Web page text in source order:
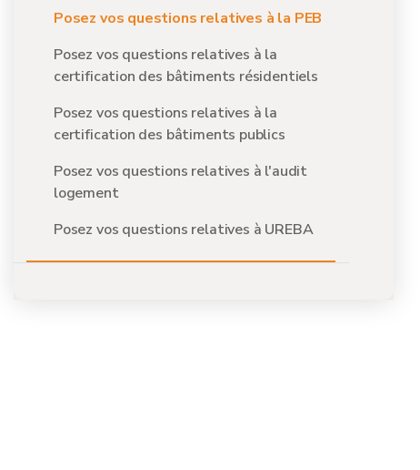
Posez vos questions relatives à la PEB
Posez vos questions relatives à la
certification des bâtiments résidentiels
Posez vos questions relatives à la
certification des bâtiments publics
Posez vos questions relatives à l'audit
logement
Posez vos questions relatives à UREBA